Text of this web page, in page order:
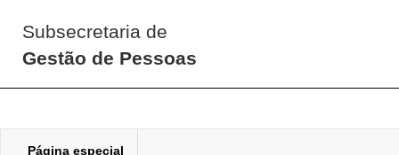
Subsecretaria de
Gestão de Pessoas
Página especial